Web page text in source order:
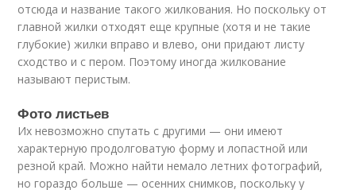
отсюда и название такого жилкования. Но поскольку от
главной жилки отходят еще крупные (хотя и не такие
глубокие) жилки вправо и влево, они придают листу
сходство и с пером. Поэтому иногда жилкование
называют перистым.
Фото листьев
Их невозможно спутать с другими — они имеют
характерную продолговатую форму и лопастной или
резной край. Можно найти немало летних фотографий,
но гораздо больше — осенних снимков, поскольку у